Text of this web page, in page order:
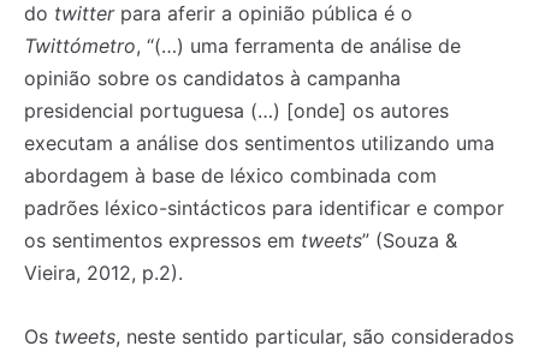
do twitterpara aferir a opinião pública é o
Twittómetro, “(…) uma ferramenta de análise de
opinião sobre os candidatos à campanha
presidencial portuguesa (…) [onde] os autores
executam a análise dos sentimentos utilizando uma
abordagem à base de léxico combinada com
padrões léxico-sintácticos para identificar e compor
os sentimentos expressos em tweets” (Souza &
Vieira, 2012, p.2).
Os tweets, neste sentido particular, são considerados